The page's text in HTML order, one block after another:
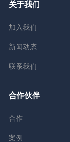
关于我们
加入我们
新闻动态
联系我们
合作伙伴
合作
案例